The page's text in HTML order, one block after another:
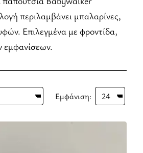
περιλαμβάνει μπαλαρίνες,
Επιλεγμένα με φροντίδα,
εμφανίσεων.
Εμφάνιση: